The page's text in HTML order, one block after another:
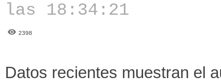
las 18:34:21
2398
Datos recientes muestran el